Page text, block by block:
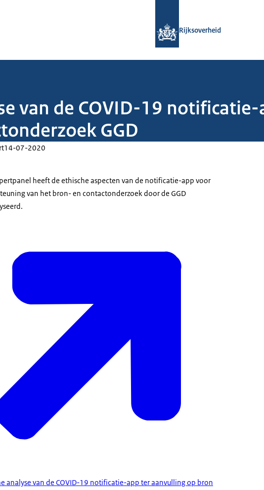
Rijksoverheid
van de COVID-19
GGD
14-07-2020
heeft de ethische aspecten van de notificatie-app voor
van het bron- en contactonderzoek door de GGD
analyse van de COVID-19 notificatie-app ter aanvulling op bron